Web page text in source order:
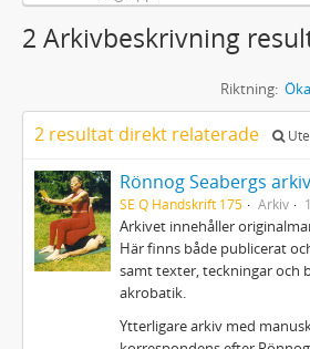
2 Arkivbeskrivning
Riktning:
2 resultat direkt relaterade
Rönnog Seabergs arkiv
SE Q Handskrift 175 Arkiv
Arkivet innehåller
Här finns både publicerat
samt texter, teckningar och
akrobatik.
Ytterligare arkiv med